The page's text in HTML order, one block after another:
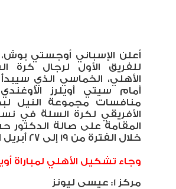
أعلن الإسباني أوجستي بوش،
للفريق الأول لرجال كرة
الأهلي، الخماسي الذي سيبدأ
أمام سيتي أويلرز
منافسات مجموعة النيل
الأفريقي لكرة السلة في
المقامة على صالة
خلال الفترة من 19 إلى 27 أبريل الجاري.
وجاء تشكيل الأهلي لمباراة
مركز 1: عيسى ليونز